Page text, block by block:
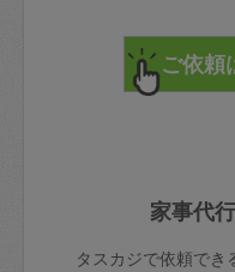
家事代
タスカジで依頼でき